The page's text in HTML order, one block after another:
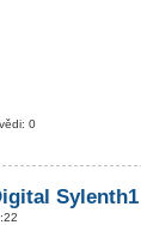
0
Sylenth1